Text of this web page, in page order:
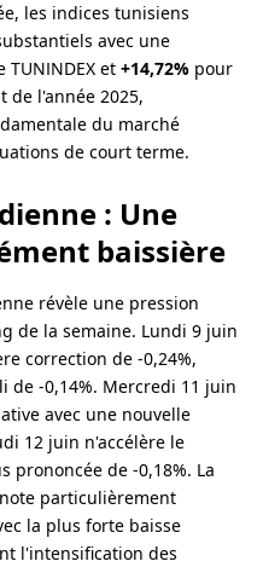
les indices tunisiens
avec une
TUNINDEX et +14,72% pour
de l'année 2025,
du marché
de court terme.
: Une
baissière
révèle une pression
de la semaine. Lundi 9 juin
correction de -0,24%,
-0,14%. Mercredi 11 juin
avec une nouvelle
12 juin n'accélère le
prononcée de -0,18%. La
particulièrement
la plus forte baisse
l'intensification des